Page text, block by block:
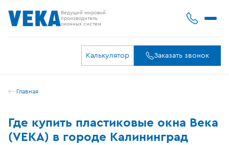
Ведущий мировой
производитель
оконных систем
Калькулятор Заказать звонок
Главная
Где купить пластиковые окна Века
(VEKA) в городе Калининград